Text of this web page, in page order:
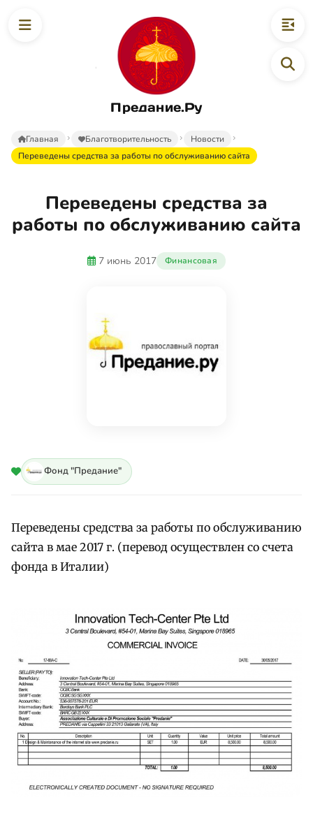
Предание.Ру
Главная Благотворительность
Новости
Переведены средства за работы по обслуживанию сайта
Переведены средства за
работы по обслуживанию сайта
7 июнь 2017 Финансовая
Фонд "Предание"
Переведены средства за работы по обслуживанию
сайта в мае 2017 г. (перевод осуществлен со счета
фонда в Италии)